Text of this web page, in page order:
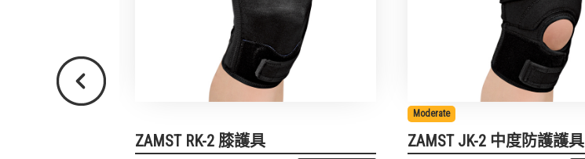
ZAMST RK-2 膝護具
Moderate
ZAMST JK-2 中度防護護具